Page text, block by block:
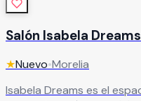
Salón Isabela Dreams
★Nuevo•Morelia
Isabela Dreams es el